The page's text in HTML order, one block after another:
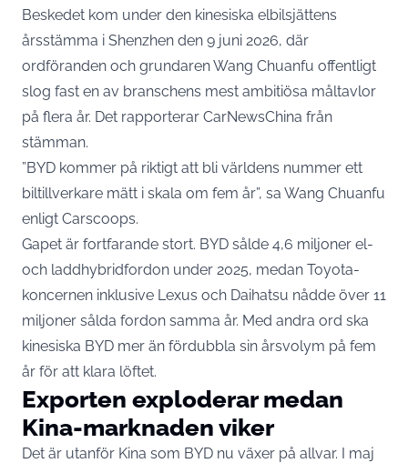
Beskedet kom under den kinesiska elbilsjättens
årsstämma i Shenzhen den 9 juni 2026, där
ordföranden och grundaren Wang Chuanfu offentligt
slog fast en av branschens mest ambitiösa måltavlor
på flera år. Det rapporterar CarNewsChina från
stämman.
”BYD kommer på riktigt att bli världens nummer ett
biltillverkare mätt i skala om fem år”, sa Wang Chuanfu
enligt Carscoops.
Gapet är fortfarande stort. BYD sålde 4,6 miljoner el-
och laddhybridfordon under 2025, medan Toyota-
koncernen inklusive Lexus och Daihatsu nådde över 11
miljoner sålda fordon samma år. Med andra ord ska
kinesiska BYD mer än fördubbla sin årsvolym på fem
år för att klara löftet.
Exporten exploderar medan
Kina-marknaden viker
Det är utanför Kina som BYD nu växer på allvar. I maj